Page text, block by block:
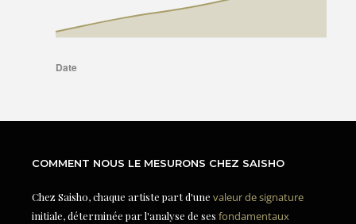
COMMENT NOUS LE MESURONS CHEZ SAISHO
Chez Saisho, chaque artiste part d'une valeur de signature
initiale, déterminée par l'analyse de ses fondamentaux